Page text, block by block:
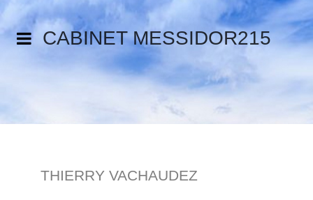
CABINET MESSIDOR215
THIERRY VACHAUDEZ